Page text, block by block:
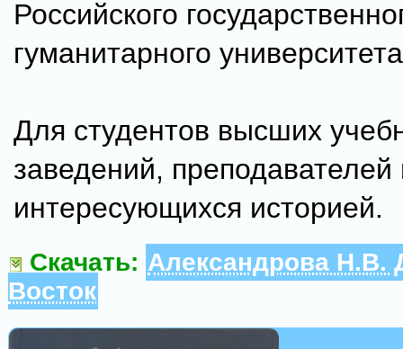
Российского
гуманитарного
Для студентов высших
заведений, преподавателей
интересующихся историей.
Скачать: Александрова Н.В.
Восток